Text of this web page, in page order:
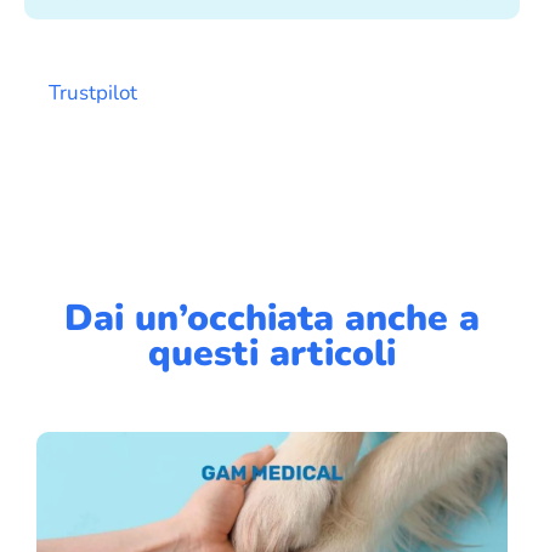
Trustpilot
Dai un’occhiata anche a
questi articoli